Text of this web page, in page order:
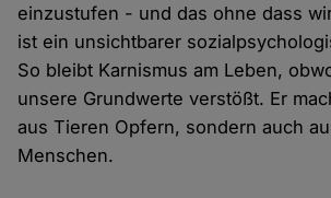
einzustufen - und das ohne dass
ist ein unsichtbarer
So bleibt Karnismus am Leben,
unsere Grundwerte verstößt. Er
aus Tieren Opfern, sondern auch
Menschen.